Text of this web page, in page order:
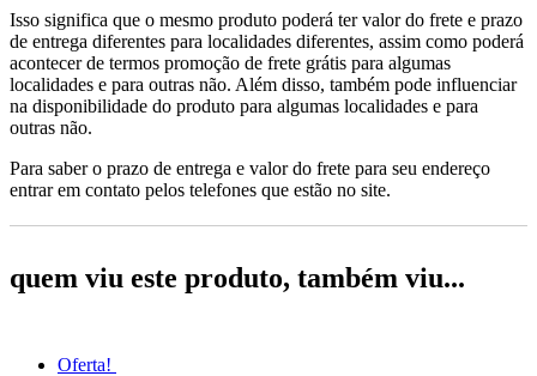
Isso significa que o mesmo produto poderá ter valor do frete e prazo
de entrega diferentes para localidades diferentes, assim como poderá
acontecer de termos promoção de frete grátis para algumas
localidades e para outras não. Além disso, também pode influenciar
na disponibilidade do produto para algumas localidades e para
outras não.
Para saber o prazo de entrega e valor do frete para seu endereço
entrar em contato pelos telefones que estão no site.
quem viu este produto, também viu...
Oferta!